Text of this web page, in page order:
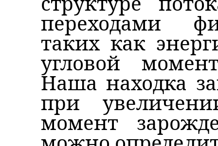
переходами
таких как
угловой
Наша находка
при
момент